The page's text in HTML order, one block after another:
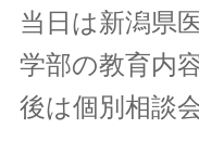
当日は新潟県
学部の教育内
後は個別相談